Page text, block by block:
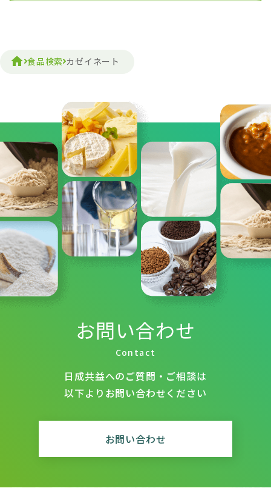
食品検索 カゼイネート
お問い合わせ
Contact
日成共益へのご質問・ご相談は
以下よりお問い合わせください
お問い合わせ